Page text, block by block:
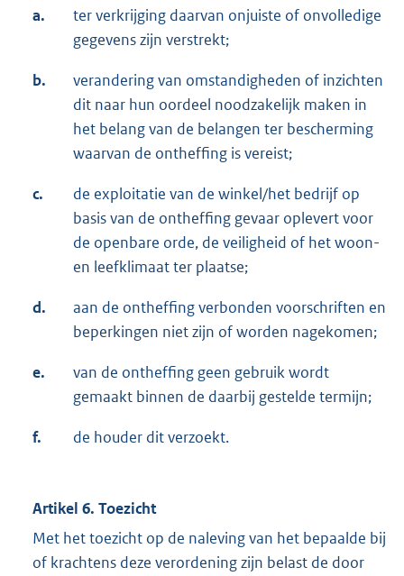
a.
ter verkrijging daarvan onjuiste of onvolledige
gegevens zijn verstrekt;
b.
verandering van omstandigheden of inzichten
dit naar hun oordeel noodzakelijk maken in
het belang van de belangen ter bescherming
waarvan de ontheffing is vereist;
c.
de exploitatie van de winkel/het bedrijf op
basis van de ontheffing gevaar oplevert voor
de openbare orde, de veiligheid of het woon-
en leefklimaat ter plaatse;
d.
aan de ontheffing verbonden voorschriften en
beperkingen niet zijn of worden nagekomen;
e.
van de ontheffing geen gebruik wordt
gemaakt binnen de daarbij gestelde termijn;
f. de houder dit verzoekt.
Artikel 6. Toezicht
Met het toezicht op de naleving van het bepaalde bij
of krachtens deze verordening zijn belast de door